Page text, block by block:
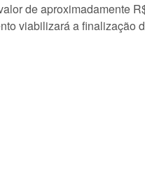
de aproximadamente
viabilizará a finalização